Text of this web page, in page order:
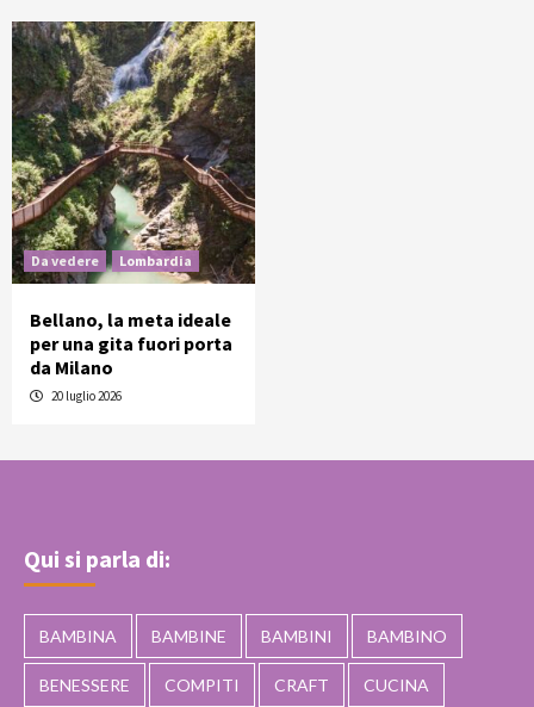
Da vedere Lombardia
Bellano, la meta ideale
per una gita fuori porta
da Milano
20 luglio 2026
Qui si parla di:
BAMBINA BAMBINE BAMBINI BAMBINO
BENESSERE COMPITI CRAFT CUCINA